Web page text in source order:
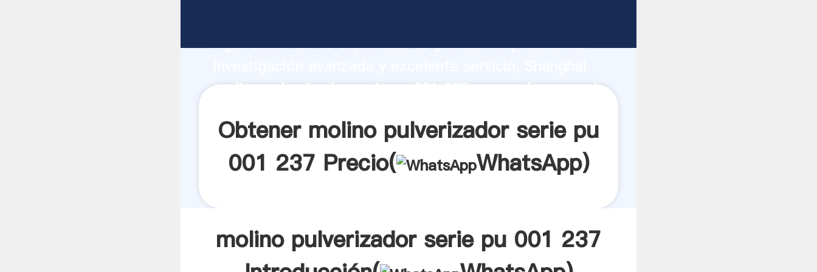
Agarrando fuerte capacidad de producción, fuerza de
molino pulverizador serie pu 001 237 proveedor crea el
Obtener molino pulverizador serie pu
001 237 Precio(
WhatsApp)
molino pulverizador serie pu 001 237